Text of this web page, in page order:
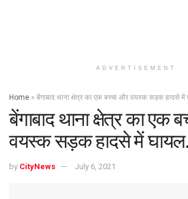
ADVERTISEMENT
Home » बेंगाबाद थाना क्षेत्र का एक बच्चा और वयस्क सड़क हादसे
बेंगाबाद थाना क्षेत्र का एक
वयस्क सड़क हादसे में
by CityNews July 6, 2021